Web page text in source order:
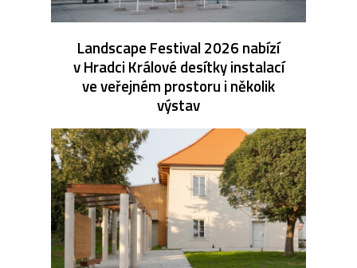
Landscape Festival 2026 nabízí
v Hradci Králové desítky instalací
ve veřejném prostoru i několik
výstav